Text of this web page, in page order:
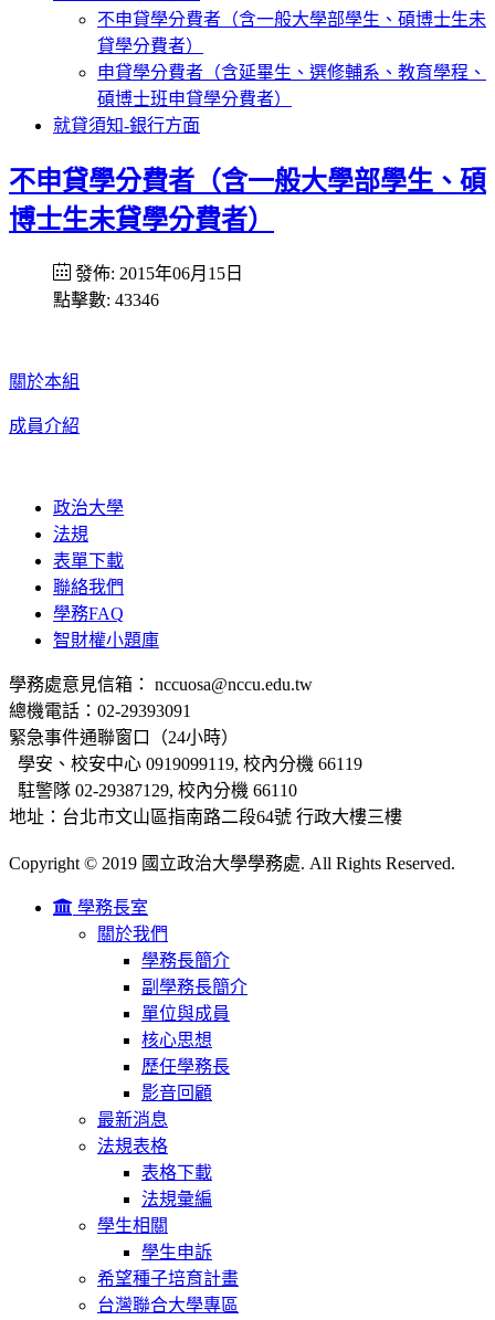
不申貸學分費者（含一般大學部學生、碩博士生未
貸學分費者）
申貸學分費者（含延畢生、選修輔系、教育學程、
碩博士班申貸學分費者）
就貸須知-銀行方面
不申貸學分費者（含一般大學部學生、碩
博士生未貸學分費者）
發佈: 2015年06月15日
點擊數: 43346
關於本組
成員介紹
政治大學
法規
表單下載
聯絡我們
學務FAQ
智財權小題庫
學務處意見信箱： nccuosa@nccu.edu.tw
總機電話：02-29393091
緊急事件通聯窗口（24小時）
學安、校安中心 0919099119, 校內分機 66119
駐警隊 02-29387129, 校內分機 66110
地址：台北市文山區指南路二段64號 行政大樓三樓
Copyright © 2019 國立政治大學學務處. All Rights Reserved.
學務長室
關於我們
學務長簡介
副學務長簡介
單位與成員
核心思想
歷任學務長
影音回顧
最新消息
法規表格
表格下載
法規彙編
學生相關
學生申訴
希望種子培育計畫
台灣聯合大學專區